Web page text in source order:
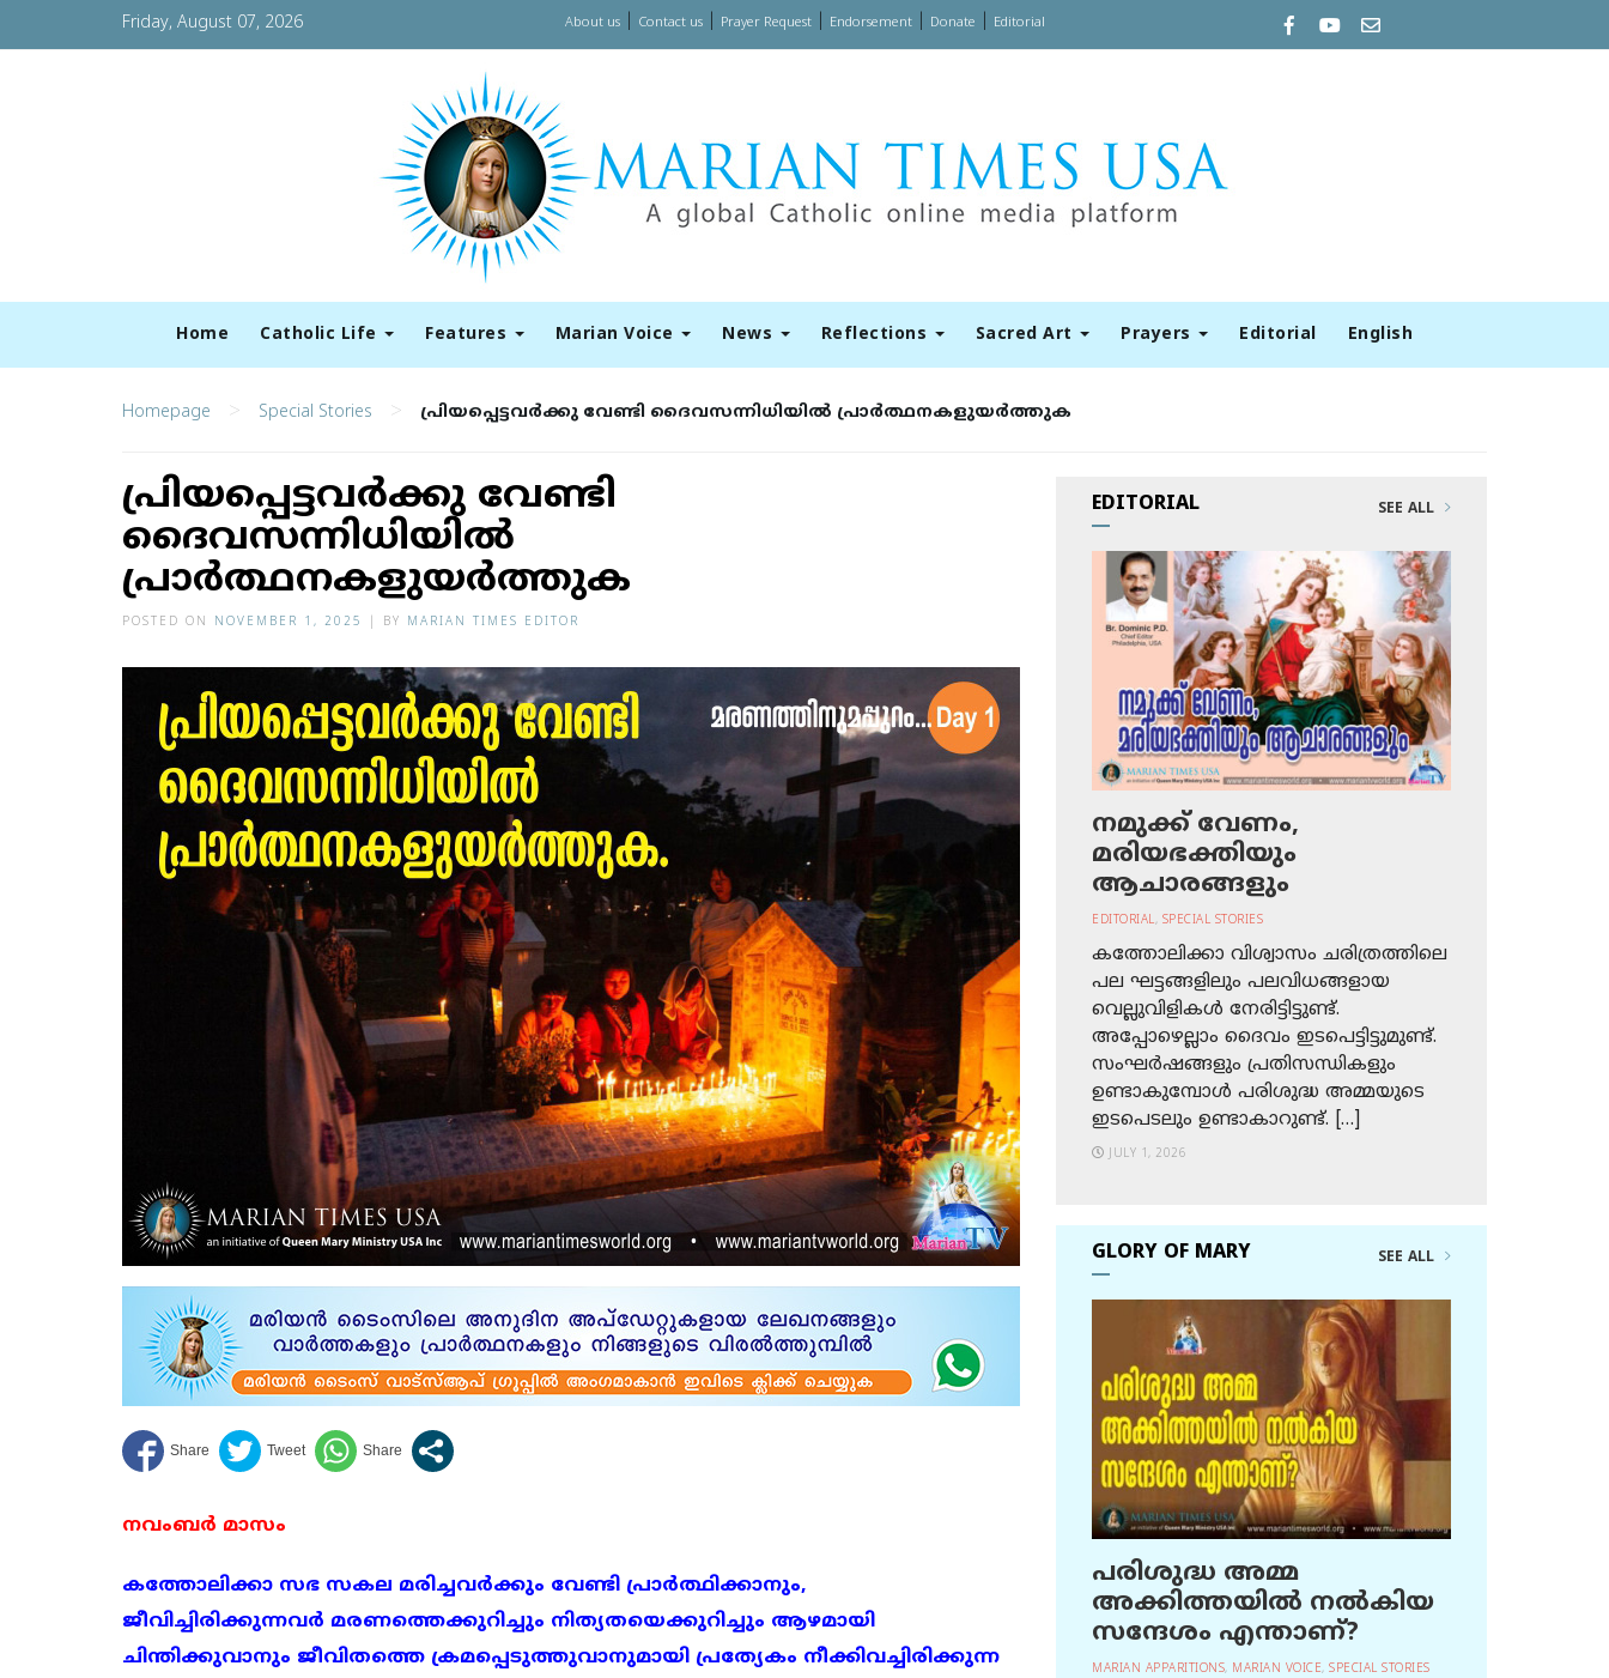
Friday, August 07, 2026 About us| Contact us| Prayer Request| Endorsement| Donate Editorial
Home Catholic Life Features Marian Voice News Reflections Sacred Art Prayers Editorial English
Homepage > Special Stories > പ്രിയപ്പെട്ടവർക്കു വേണ്ടി ദൈവസന്നിധിയിൽ പ്രാർത്ഥനകളുയർത്തുക
പ്രിയപ്പെട്ടവർക്കു വേണ്ടി
ദൈവസന്നിധിയിൽ
പ്രാർത്ഥനകളുയർത്തുക
POSTED ON NOVEMBER 1, 2025 BY MARIAN TIMES EDITOR
നവംബർ മാസം
കത്തോലിക്കാ സഭ സകല മരിച്ചവർക്കും വേണ്ടി പ്രാർത്ഥിക്കാനും,
ജീവിച്ചിരിക്കുന്നവർ മരണത്തെക്കുറിച്ചും നിത്യതയെക്കുറിച്ചും ആഴമായി
ചിന്തിക്കുവാനും ജീവിതത്തെ ക്രമപ്പെടുത്തുവാനുമായി പ്രത്യേകം നീക്കിവച്ചിരിക്കുന്ന
EDITORIAL SEE ALL
നമുക്ക് വേണം,
മരിയഭക്തിയും
ആചാരങ്ങളും
EDITORIAL, SPECIAL STORIES
കത്തോലിക്കാ വിശ്വാസം ചരിത്രത്തിലെ
പല ഘട്ടങ്ങളിലും പലവിധങ്ങളായ
വെല്ലുവിളികള്‍ നേരിട്ടിട്ടുണ്ട്.
അപ്പോഴെല്ലാം ദൈവം ഇടപെട്ടിട്ടുമുണ്ട്.
സംഘര്‍ഷങ്ങളും പ്രതിസന്ധികളും
ഉണ്ടാകുമ്പോള്‍ പരിശുദ്ധ അമ്മയുടെ
ഇടപെടലും ഉണ്ടാകാറുണ്ട്. […]
JULY 1, 2026
GLORY OF MARY SEE ALL
പരിശുദ്ധ അമ്മ
അക്കിത്തയില്‍ നല്‍കിയ
സന്ദേശം എന്താണ്?
MARIAN APPARITIONS, MARIAN VOICE, SPECIAL STORIES